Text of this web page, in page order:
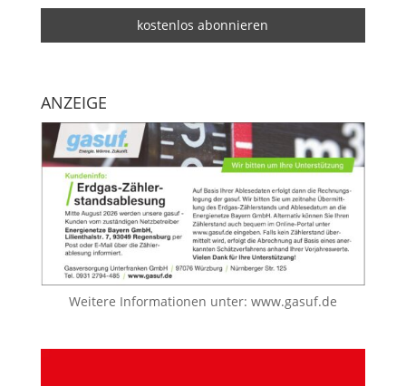
ANZEIGE
Weitere Informationen unter: www.gasuf.de